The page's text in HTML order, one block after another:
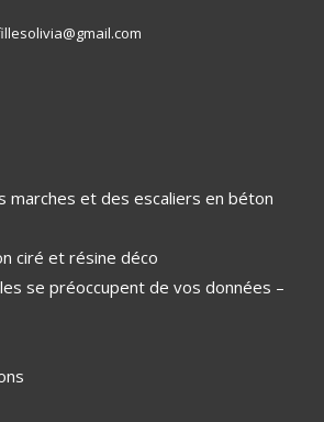
marches et des escaliers en béton
ciré et résine déco
se préoccupent de vos données –